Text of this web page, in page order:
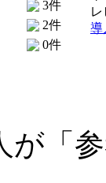
3件
2件
0件
導
が「